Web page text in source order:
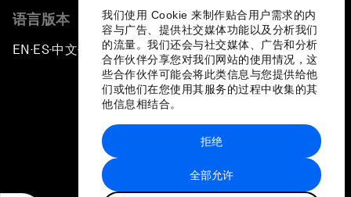
我们使用 Cookie 来制作贴合用户需求的内
容与广告、提供社交媒体功能以及分析我们
的流量。我们还会与社交媒体、广告和分析
合作伙伴分享您对我们网站的使用情况，这
些合作伙伴可能会将此类信息与您提供给他
们或他们在您使用其服务的过程中收集的其
他信息相结合。
全部允许
拒绝
语言版本
EN ▪ ES▪中文▪ 日本語
站点地图